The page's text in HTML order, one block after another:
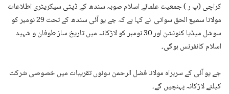
کراچی (پ ر ) جمعیت علمائے اسلام صوبہ سندھ کے ڈپٹی سیکریٹری اطلاعات
مولانا سمیع الحق سواتی نے کہا ہے کہ جے یو آئی سندھ کے تحت 29 نومبر کو
سوشل میڈیا کنونشن اور 30 نومبر کو لاڑکانہ میں تاریخ ساز طوفان و شہید
اسلام کانفرنس ہوگی۔
جے یو آئی کے سربراہ مولانا فضل الرحمن دونوں تقریبات میں خصوصی شرکت
کیلئے لاڑکانہ پہنچیں گے۔